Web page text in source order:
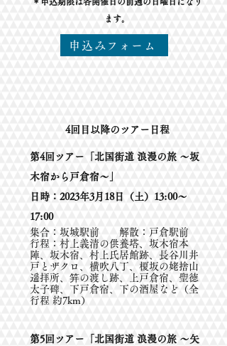
ます。
申込みフォーム
​4回目以降のツアー日程
第4回ツアー「北国街道 浪漫の旅 ～坂
木宿から戸倉宿～」
日時：2023年3月18日（土）13:00～
17:00
集合：坂城駅前 解散：戸倉駅前
行程：村上義清の供養塔、坂木宿本
陣、坂木宿、村上氏居館跡、長谷川井
戸とザクロ、横吹八丁、榎坂の姥捨山
遥拝所、笄の渡し跡、上戸倉宿、聖徳
太子碑、下戸倉宿、下の酒屋など（全
行程 約7km）
第5回ツアー「北国街道 浪漫の旅 ～矢